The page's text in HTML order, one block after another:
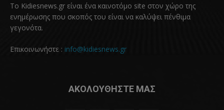
Το Kidiesnews.gr είναι ένα καινοτόμο site στον χώρο της
ενημέρωσης που σκοπός του είναι να καλύψει πένθιμα
γεγονότα.
Επικοινωνήστε : info@kidiesnews.gr
ΑΚΟΛΟΥΘΗΣΤΕ ΜΑΣ